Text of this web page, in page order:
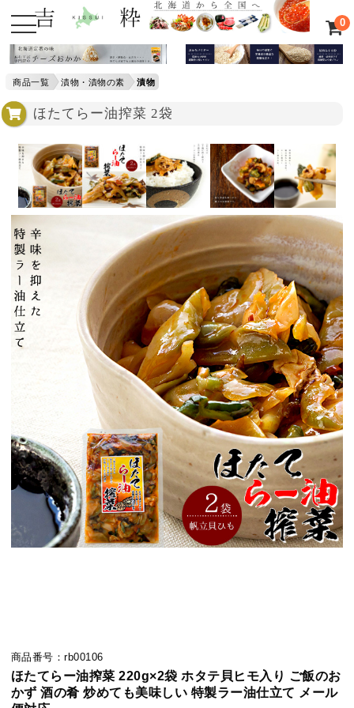
0
商品一覧 漬物・漬物の素 漬物
ほたてらー油搾菜 2袋
商品番号：rb00106
ほたてらー油搾菜 220g×2袋 ホタテ貝ヒモ入り ご飯のお
かず 酒の肴 炒めても美味しい 特製ラー油仕立て メール